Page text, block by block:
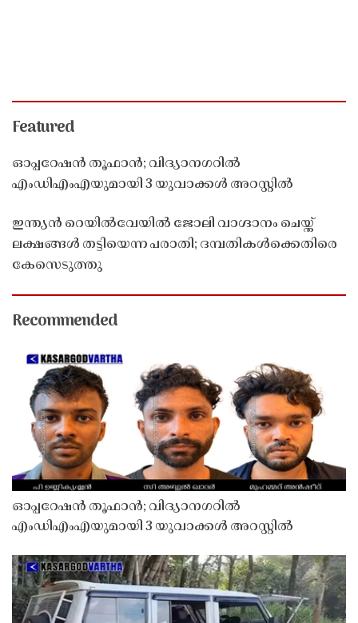
Featured
ഓപ്പറേഷൻ തൂഫാൻ; വിദ്യാനഗറിൽ
എംഡിഎംഎയുമായി 3 യുവാക്കൾ അറസ്റ്റിൽ
ഇന്ത്യൻ റെയിൽവേയിൽ ജോലി വാഗ്ദാനം ചെയ്ത്
ലക്ഷങ്ങൾ തട്ടിയെന്ന പരാതി; ദമ്പതികൾക്കെതിരെ
കേസെടുത്തു
Recommended
ഓപ്പറേഷൻ തൂഫാൻ; വിദ്യാനഗറിൽ
എംഡിഎംഎയുമായി 3 യുവാക്കൾ അറസ്റ്റിൽ